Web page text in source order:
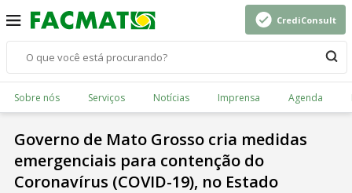
CrediConsult
Sobre nós Serviços Notícias Imprensa Agenda
Governo de Mato Grosso cria medidas
emergenciais para contenção do
Coronavírus (COVID-19), no Estado